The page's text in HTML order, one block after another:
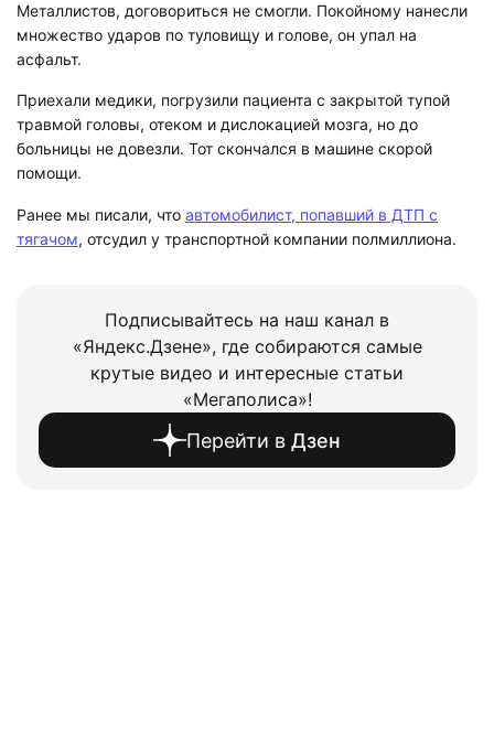
Металлистов, договориться не смогли. Покойному нанесли
множество ударов по туловищу и голове, он упал на
асфальт.
Приехали медики, погрузили пациента с закрытой тупой
травмой головы, отеком и дислокацией мозга, но до
больницы не довезли. Тот скончался в машине скорой
помощи.
Ранее мы писали, что автомобилист, попавший в ДТП с
тягачом, отсудил у транспортной компании полмиллиона.
Подписывайтесь на наш канал в
«Яндекс.Дзене», где собираются самые
крутые видео и интересные статьи
«Мегаполиса»!
Перейти в Дзен